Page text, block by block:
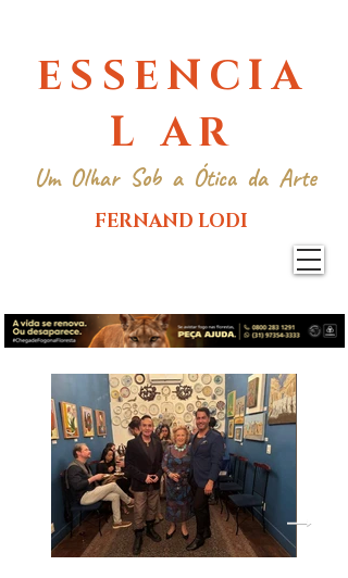
ESSENCIA
L AR
Um Olhar Sob a Ótica da Arte
FERNAND LODI